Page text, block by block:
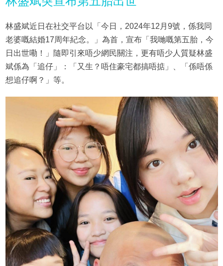
林盛斌近日在社交平台以「今日，2024年12月9號，係我同
老婆嘅結婚17周年紀念。」為首，宣布「我哋嘅第五胎，今
日出世嘞！」隨即引來唔少網民關注，更有唔少人質疑林盛
斌係為「追仔」：「又生？唔住豪宅都搞唔掂」、「係唔係
想追仔啊？」等。